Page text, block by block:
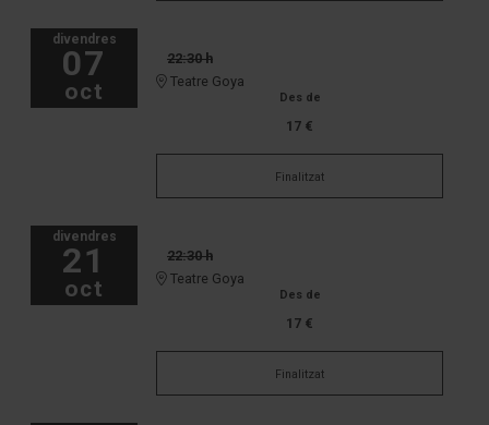
divendres
07
oct
22:30 h
Teatre Goya
Des de
17 €
Finalitzat
divendres
21
oct
22:30 h
Teatre Goya
Des de
17 €
Finalitzat